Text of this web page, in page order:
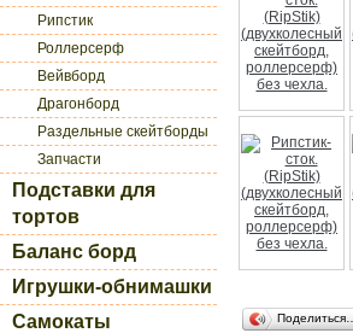
Рипстик
Роллерсерф
Вейвборд
Драгонборд
Раздельные скейтборды
Запчасти
Подставки для
тортов
Баланс борд
Игрушки-обнимашки
Самокаты
Поделиться…